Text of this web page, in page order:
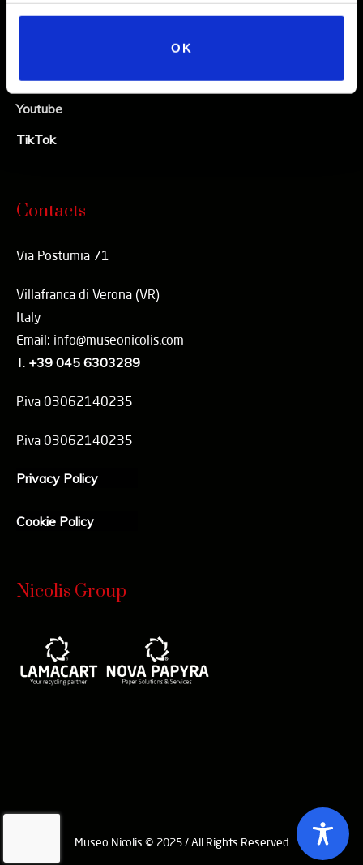
OK
Facebook
Linkedin
Youtube
TikTok
Contacts
Via Postumia 71
Villafranca di Verona (VR)
Italy
Email: info@museonicolis.com
T. +39 045 6303289
P.iva 03062140235
P.iva 03062140235
Privacy Policy
Cookie Policy
Nicolis Group
Museo Nicolis © 2025 / All Rights Reserved